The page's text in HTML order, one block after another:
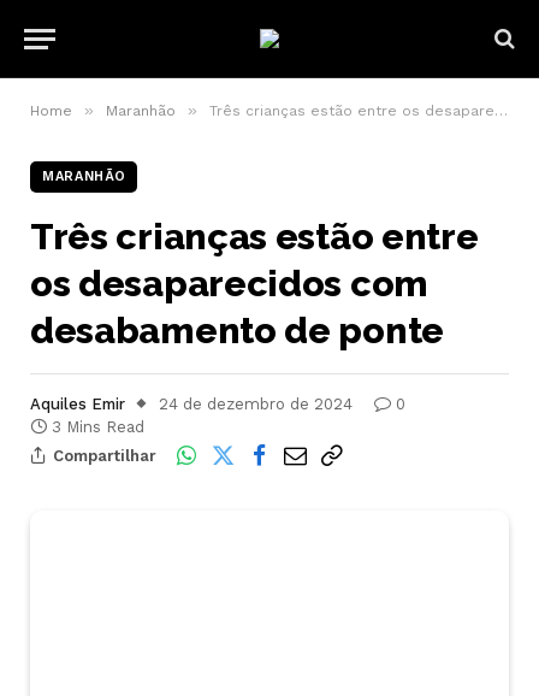
Home » Maranhão » Três crianças estão entre os desaparecidos com desabamento de ponte
MARANHÃO
Três crianças estão entre
os desaparecidos com
desabamento de ponte
Aquiles Emir 24 de dezembro de 2024
0
3 Mins Read
Compartilhar